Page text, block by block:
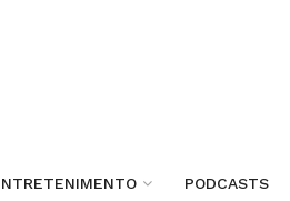
PODCASTS